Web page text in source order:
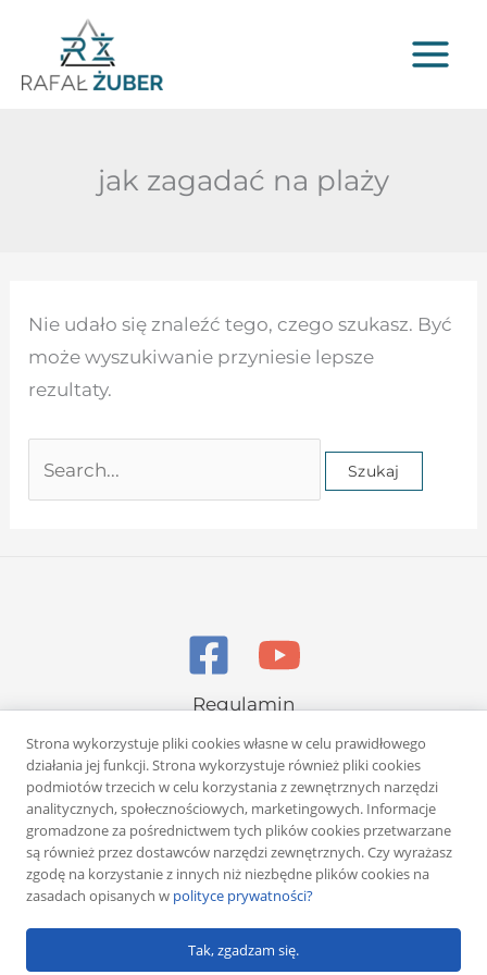
treści
jak zagadać na plaży
Nie udało się znaleźć tego, czego szukasz. Być
może wyszukiwanie przyniesie lepsze
rezultaty.
dla:
Regulamin
Polityka prywatności
Copyright © 2026 Rafał Żuber
Powered byKlub eMarketera
Strona wykorzystuje pliki cookies własne w celu prawidłowego
działania jej funkcji. Strona wykorzystuje również pliki cookies
podmiotów trzecich w celu korzystania z zewnętrznych narzędzi
analitycznych, społecznościowych, marketingowych. Informacje
gromadzone za pośrednictwem tych plików cookies przetwarzane
są również przez dostawców narzędzi zewnętrznych. Czy wyrażasz
zgodę na korzystanie z innych niż niezbędne plików cookies na
zasadach opisanych w polityce prywatności?
Tak, zgadzam się.